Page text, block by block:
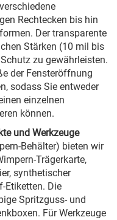
Rechtecken bis hin
Der transparente
Stärken (10 mil bis
zu gewährleisten.
der Fensteröffnung
sodass Sie entweder
einzelnen
können.
und Werkzeuge
Behälter) bieten wir
Trägerkarte,
synthetischer
Etiketten. Die
Spritzguss- und
Für Werkzeuge